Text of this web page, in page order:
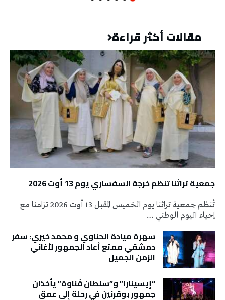
مقالات أكثر قراءة
جمعية تراثنا تنَظم خرجة السفساري يوم 13 أوت 2026
تُنظم جمعية تراثنا يوم الخميس المقبل 13 أوت 2026 تزامنا مع
إحياء اليوم الوطني …
سهرة ميادة الحناوي و محمد خيري: سفر
دمشقي ممتع أعاد الجمهور لأغاني
الزمن الجميل
“إيسينارا” و”سلطان ڤناوة” يأخذان
جمهور بوقرنين في رحلة إلى عمق